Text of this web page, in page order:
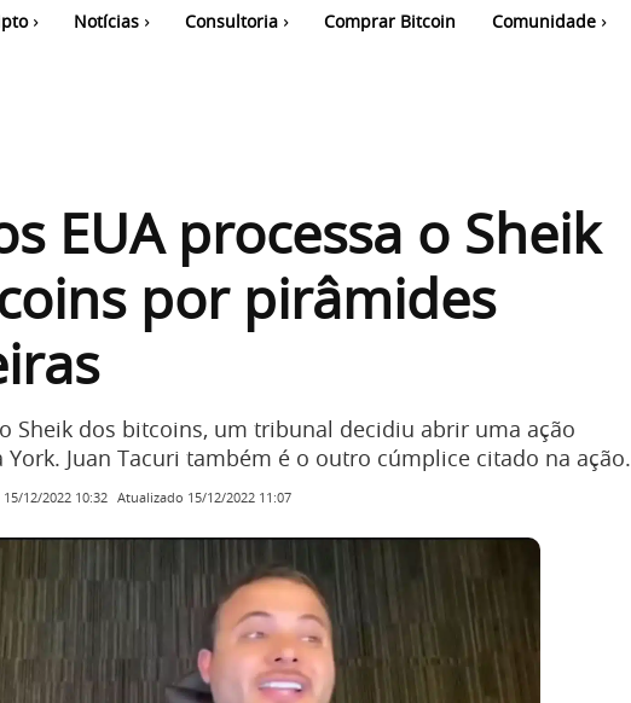
Notícias Consultoria Comprar Bitcoin Comunidade
EUA processa o Sheik
por pirâmides
Sheik dos bitcoins, um tribunal decidiu abrir uma ação
Juan Tacuri também é o outro cúmplice citado na ação.
15/12/2022 10:32 Atualizado 15/12/2022 11:07